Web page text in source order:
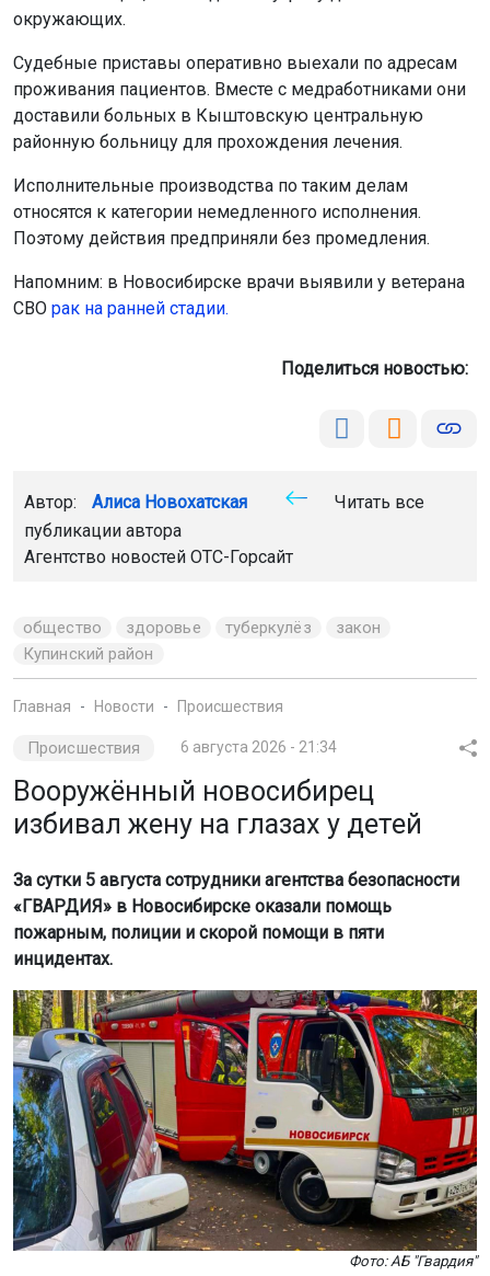
окружающих.
Судебные приставы оперативно выехали по адресам
проживания пациентов. Вместе с медработниками они
доставили больных в Кыштовскую центральную
районную больницу для прохождения лечения.
Исполнительные производства по таким делам
относятся к категории немедленного исполнения.
Поэтому действия предприняли без промедления.
Напомним: в Новосибирске врачи выявили у ветерана
СВО рак на ранней стадии.
Поделиться новостью:
Автор: Алиса Новохатская
Читать все
публикации автора
Агентство новостей ОТС-Горсайт
общество здоровье туберкулёз
закон
Купинский район
Главная Новости Происшествия
Происшествия 6 августа 2026 - 21:34
Вооружённый новосибирец
избивал жену на глазах у детей
За сутки 5 августа сотрудники агентства безопасности
«ГВАРДИЯ» в Новосибирске оказали помощь
пожарным, полиции и скорой помощи в пяти
инцидентах.
Фото: АБ "Гвардия"